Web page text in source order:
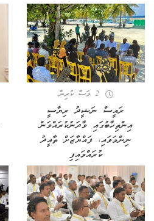
2 މަސް ކުރިން
ރައީސް ނަޝީދު ރިޔާސީ
އިންތިހާބުގައި ވާދަނުކުރައްވަން
ނިންމަވައި، ފައްޔާޒަށް ތާއީދު
ކުރައްވައިފި